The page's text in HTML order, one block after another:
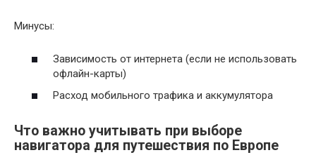
Минусы:
Зависимость от интернета (если не использовать
офлайн-карты)
Расход мобильного трафика и аккумулятора
Что важно учитывать при выборе
навигатора для путешествия по Европе